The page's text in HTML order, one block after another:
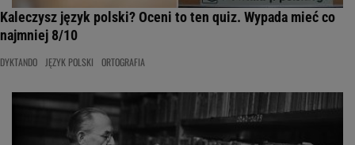
Kaleczysz język polski? Oceni to ten quiz. Wypada mieć co
najmniej 8/10
DYKTANDO JĘZYK POLSKI ORTOGRAFIA